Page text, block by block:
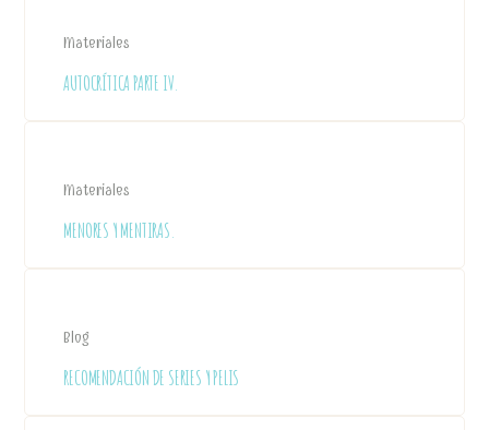
Materiales
AUTOCRÍTICA PARTE IV.
Materiales
MENORES Y MENTIRAS.
Blog
RECOMENDACIÓN DE SERIES Y PELIS